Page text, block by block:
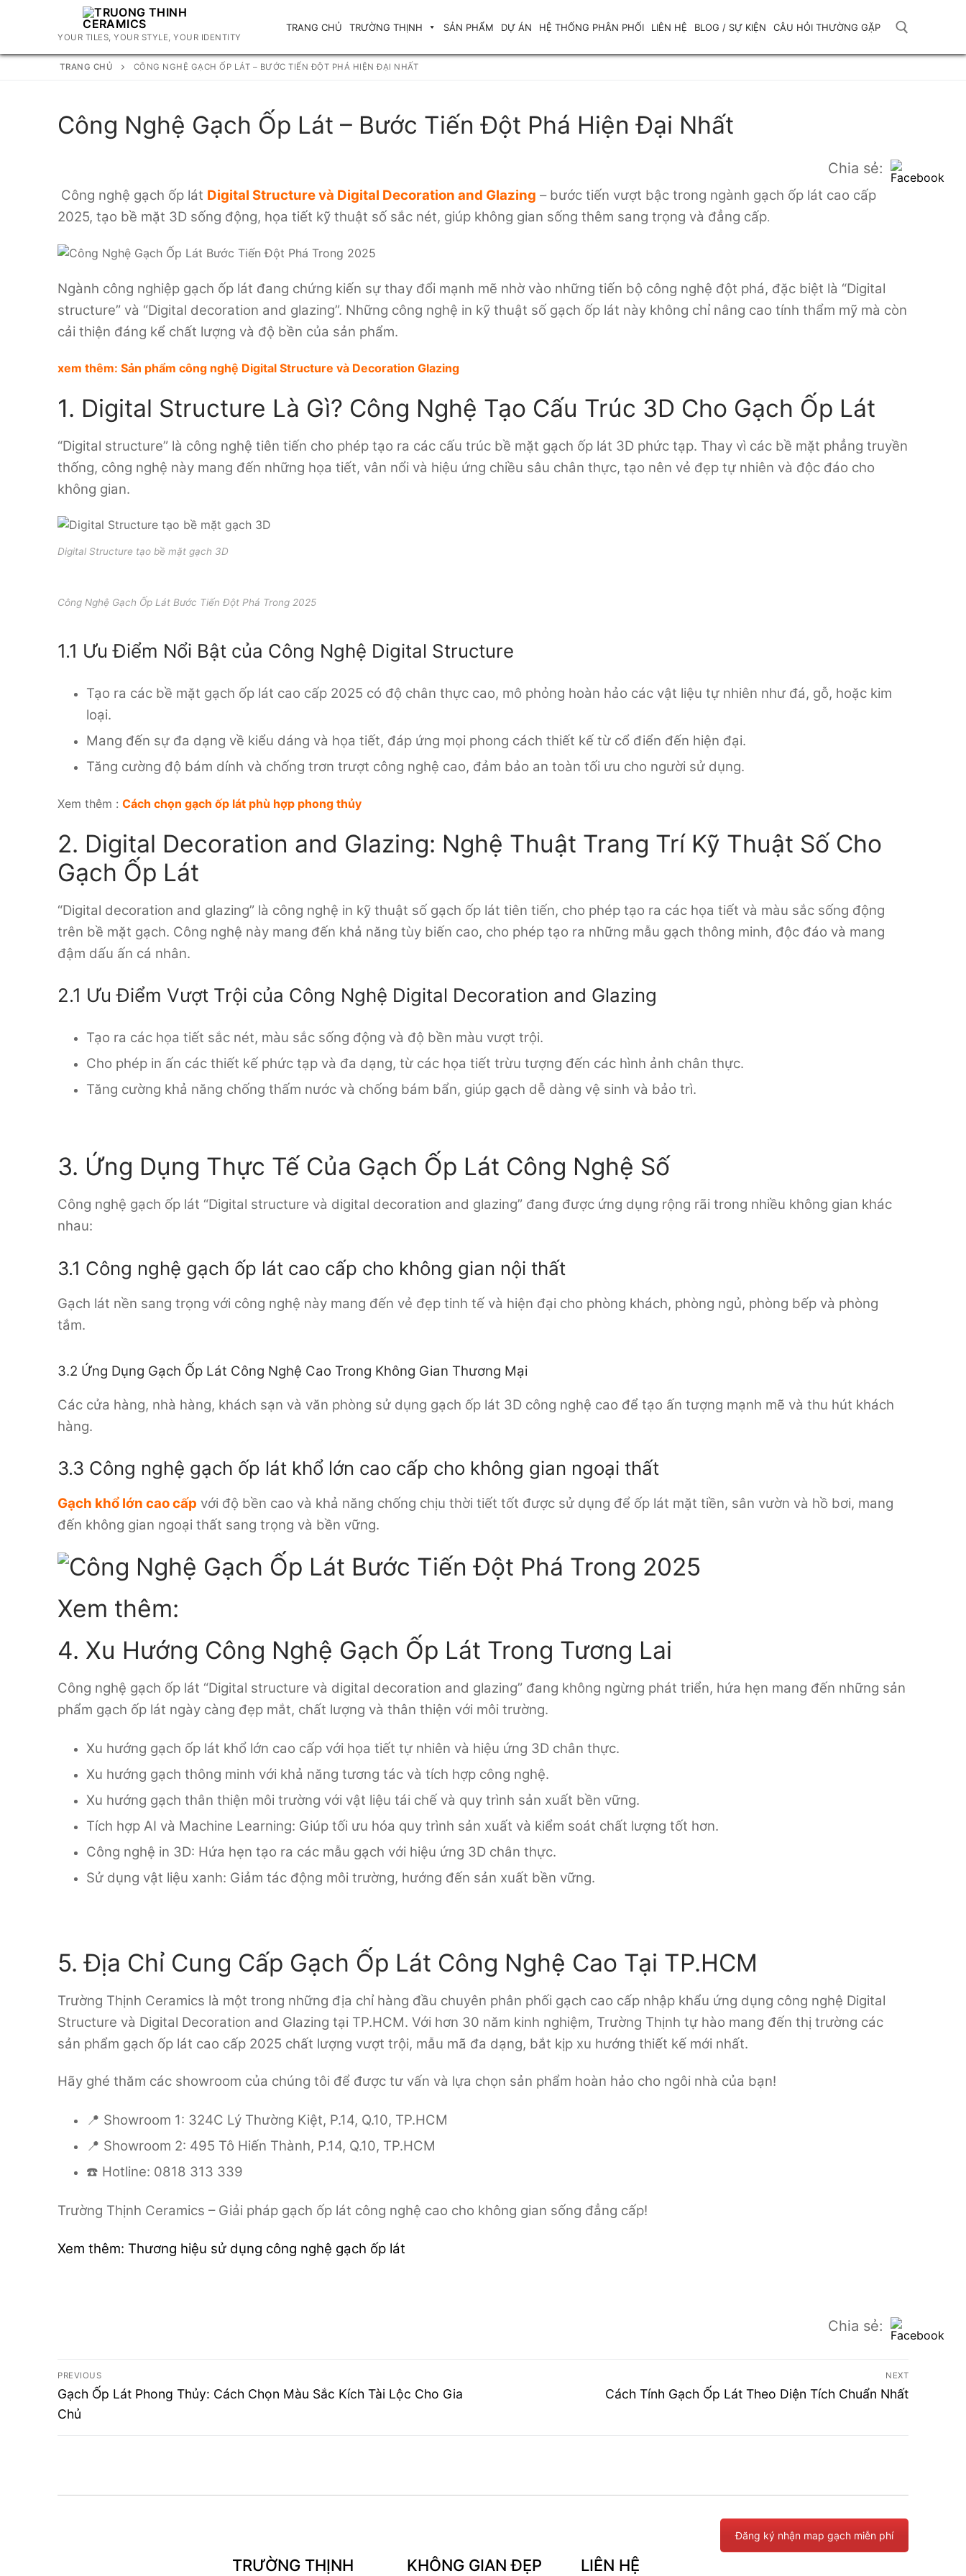
dung
YOUR TILES, YOUR STYLE, YOUR IDENTITY
TRANG CHỦ TRƯỜNG THỊNH SẢN PHẨM DỰ ÁN HỆ THỐNG PHÂN PHỐI LIÊN HỆ BLOG / SỰ KIỆN CÂU HỎI THƯỜNG GẶP
TRANG CHỦ CÔNG NGHỆ GẠCH ỐP LÁT – BƯỚC TIẾN ĐỘT PHÁ HIỆN ĐẠI NHẤT
Công Nghệ Gạch Ốp Lát – Bước Tiến Đột Phá Hiện Đại Nhất
Chia sẻ:
Công nghệ gạch ốp lát Digital Structure và Digital Decoration and Glazing – bước tiến vượt bậc trong ngành gạch ốp lát cao cấp
2025, tạo bề mặt 3D sống động, họa tiết kỹ thuật số sắc nét, giúp không gian sống thêm sang trọng và đẳng cấp.
Ngành công nghiệp gạch ốp lát đang chứng kiến sự thay đổi mạnh mẽ nhờ vào những tiến bộ công nghệ đột phá, đặc biệt là “Digital
structure” và “Digital decoration and glazing”. Những công nghệ in kỹ thuật số gạch ốp lát này không chỉ nâng cao tính thẩm mỹ mà còn
cải thiện đáng kể chất lượng và độ bền của sản phẩm.
xem thêm: Sản phẩm công nghệ Digital Structure và Decoration Glazing
1. Digital Structure Là Gì? Công Nghệ Tạo Cấu Trúc 3D Cho Gạch Ốp Lát
“Digital structure” là công nghệ tiên tiến cho phép tạo ra các cấu trúc bề mặt gạch ốp lát 3D phức tạp. Thay vì các bề mặt phẳng truyền
thống, công nghệ này mang đến những họa tiết, vân nổi và hiệu ứng chiều sâu chân thực, tạo nên vẻ đẹp tự nhiên và độc đáo cho
không gian.
Digital Structure tạo bề mặt gạch 3D
Công Nghệ Gạch Ốp Lát Bước Tiến Đột Phá Trong 2025
1.1 Ưu Điểm Nổi Bật của Công Nghệ Digital Structure
Tạo ra các bề mặt gạch ốp lát cao cấp 2025 có độ chân thực cao, mô phỏng hoàn hảo các vật liệu tự nhiên như đá, gỗ, hoặc kim
loại.
Mang đến sự đa dạng về kiểu dáng và họa tiết, đáp ứng mọi phong cách thiết kế từ cổ điển đến hiện đại.
Tăng cường độ bám dính và chống trơn trượt công nghệ cao, đảm bảo an toàn tối ưu cho người sử dụng.
Xem thêm : Cách chọn gạch ốp lát phù hợp phong thủy
2. Digital Decoration and Glazing: Nghệ Thuật Trang Trí Kỹ Thuật Số Cho
Gạch Ốp Lát
“Digital decoration and glazing” là công nghệ in kỹ thuật số gạch ốp lát tiên tiến, cho phép tạo ra các họa tiết và màu sắc sống động
trên bề mặt gạch. Công nghệ này mang đến khả năng tùy biến cao, cho phép tạo ra những mẫu gạch thông minh, độc đáo và mang
đậm dấu ấn cá nhân.
2.1 Ưu Điểm Vượt Trội của Công Nghệ Digital Decoration and Glazing
Tạo ra các họa tiết sắc nét, màu sắc sống động và độ bền màu vượt trội.
Cho phép in ấn các thiết kế phức tạp và đa dạng, từ các họa tiết trừu tượng đến các hình ảnh chân thực.
Tăng cường khả năng chống thấm nước và chống bám bẩn, giúp gạch dễ dàng vệ sinh và bảo trì.
3. Ứng Dụng Thực Tế Của Gạch Ốp Lát Công Nghệ Số
Công nghệ gạch ốp lát “Digital structure và digital decoration and glazing” đang được ứng dụng rộng rãi trong nhiều không gian khác
nhau:
3.1 Công nghệ gạch ốp lát cao cấp cho không gian nội thất
Gạch lát nền sang trọng với công nghệ này mang đến vẻ đẹp tinh tế và hiện đại cho phòng khách, phòng ngủ, phòng bếp và phòng
tắm.
3.2 Ứng Dụng Gạch Ốp Lát Công Nghệ Cao Trong Không Gian Thương Mại
Các cửa hàng, nhà hàng, khách sạn và văn phòng sử dụng gạch ốp lát 3D công nghệ cao để tạo ấn tượng mạnh mẽ và thu hút khách
hàng.
3.3 Công nghệ gạch ốp lát khổ lớn cao cấp cho không gian ngoại thất
Gạch khổ lớn cao cấp với độ bền cao và khả năng chống chịu thời tiết tốt được sử dụng để ốp lát mặt tiền, sân vườn và hồ bơi, mang
đến không gian ngoại thất sang trọng và bền vững.
Xem thêm:
4. Xu Hướng Công Nghệ Gạch Ốp Lát Trong Tương Lai
Công nghệ gạch ốp lát “Digital structure và digital decoration and glazing” đang không ngừng phát triển, hứa hẹn mang đến những sản
phẩm gạch ốp lát ngày càng đẹp mắt, chất lượng và thân thiện với môi trường.
Xu hướng gạch ốp lát khổ lớn cao cấp với họa tiết tự nhiên và hiệu ứng 3D chân thực.
Xu hướng gạch thông minh với khả năng tương tác và tích hợp công nghệ.
Xu hướng gạch thân thiện môi trường với vật liệu tái chế và quy trình sản xuất bền vững.
Tích hợp AI và Machine Learning: Giúp tối ưu hóa quy trình sản xuất và kiểm soát chất lượng tốt hơn.
Công nghệ in 3D: Hứa hẹn tạo ra các mẫu gạch với hiệu ứng 3D chân thực.
Sử dụng vật liệu xanh: Giảm tác động môi trường, hướng đến sản xuất bền vững.
5. Địa Chỉ Cung Cấp Gạch Ốp Lát Công Nghệ Cao Tại TP.HCM
Trường Thịnh Ceramics là một trong những địa chỉ hàng đầu chuyên phân phối gạch cao cấp nhập khẩu ứng dụng công nghệ Digital
Structure và Digital Decoration and Glazing tại TP.HCM. Với hơn 30 năm kinh nghiệm, Trường Thịnh tự hào mang đến thị trường các
sản phẩm gạch ốp lát cao cấp 2025 chất lượng vượt trội, mẫu mã đa dạng, bắt kịp xu hướng thiết kế mới nhất.
Hãy ghé thăm các showroom của chúng tôi để được tư vấn và lựa chọn sản phẩm hoàn hảo cho ngôi nhà của bạn!
📍 Showroom 1: 324C Lý Thường Kiệt, P.14, Q.10, TP.HCM
📍 Showroom 2: 495 Tô Hiến Thành, P.14, Q.10, TP.HCM
☎️ Hotline: 0818 313 339
Trường Thịnh Ceramics – Giải pháp gạch ốp lát công nghệ cao cho không gian sống đẳng cấp!
Xem thêm: Thương hiệu sử dụng công nghệ gạch ốp lát
Chia sẻ:
Điều
hướng
PREVIOUS
Previous
post:
Gạch Ốp Lát Phong Thủy: Cách Chọn Màu Sắc Kích Tài Lộc Cho Gia
Chủ
NEXT
Next
Cách Tính Gạch Ốp Lát Theo Diện Tích Chuẩn Nhất
Đăng ký nhận map gạch miễn phí
TRƯỜNG THỊNH KHÔNG GIAN ĐẸP LIÊN HỆ